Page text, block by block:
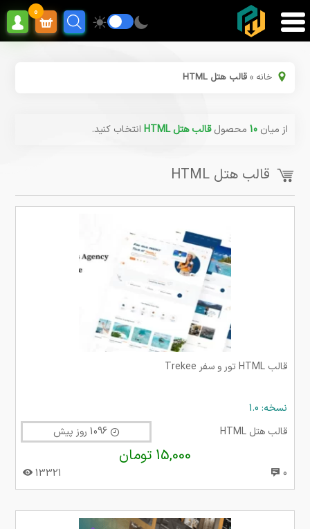
0
خانه »قالب هتل HTML
از میان10 محصولقالب هتل HTML انتخاب کنید.
قالب هتل HTML
قالب HTML تور و سفر Trekee
نسخه: 1.0
قالب هتل HTML
1096 روز پیش
15,000 تومان
0
13321